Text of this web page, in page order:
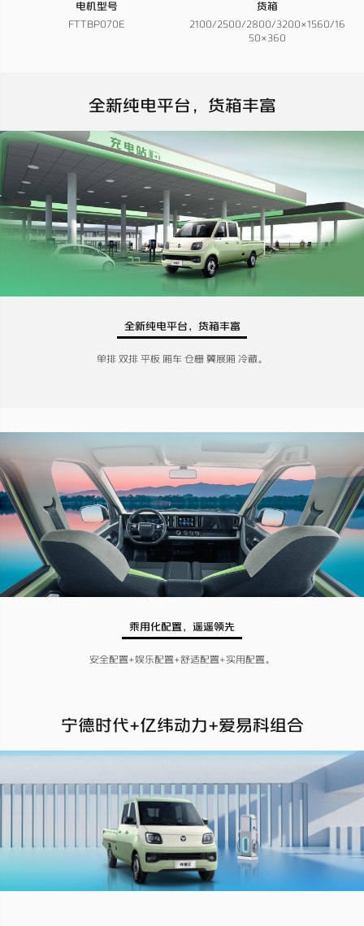
电机型号
FTTBP070E
货箱
2100/2500/2800/3200×1560/16
50×360
全新纯电平台，货箱丰富
全新纯电平台，货箱丰富
单排 双排 平板 厢车 仓栅 翼展厢 冷藏。
乘用化配置，遥遥领先
安全配置+娱乐配置+舒适配置+实用配置。
宁德时代+亿纬动力+爱易科组合